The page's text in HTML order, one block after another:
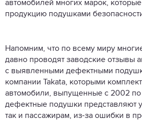
автомобилей многих марок,
продукцию подушками
Напомним, что по всему миру
давно проводят заводские отзывы
с выявленными дефектными
компании Takata, которыми
автомобили, выпущенные с 2002 по
дефектные подушки представляют
так и пассажирам, из-за ошибки в